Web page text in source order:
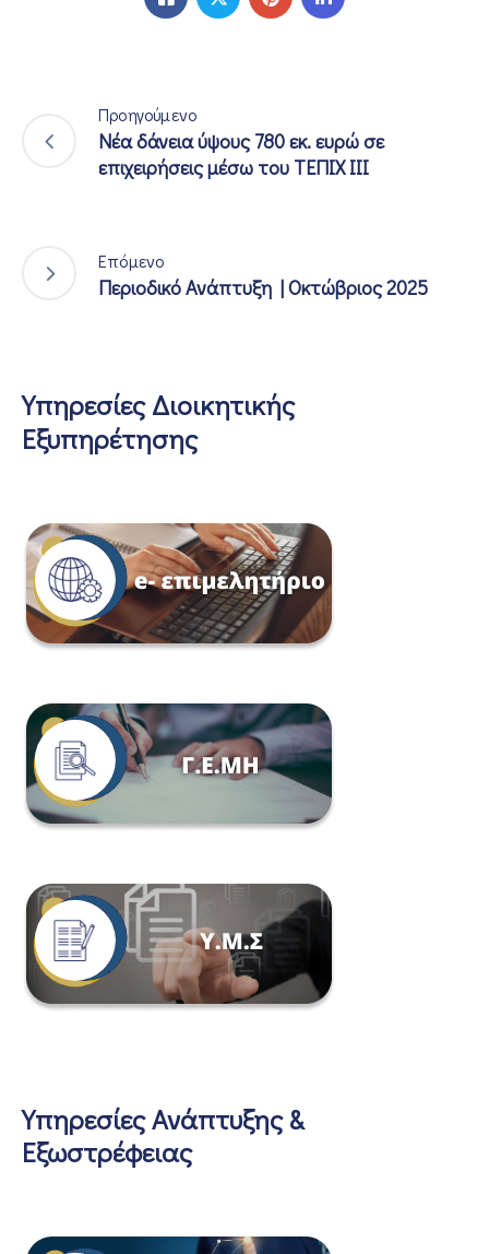
Προηγούμενο
Νέα δάνεια ύψους 780 εκ. ευρώ σε
επιχειρήσεις μέσω του ΤΕΠΙΧ ΙΙΙ
Επόμενο
Περιοδικό Ανάπτυξη | Οκτώβριος 2025
Υπηρεσίες Διοικητικής
Εξυπηρέτησης
Υπηρεσίες Ανάπτυξης &
Εξωστρέφειας